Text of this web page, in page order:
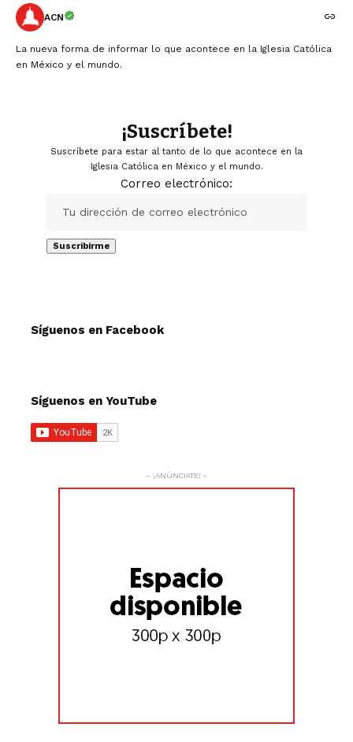
ACN
La nueva forma de informar lo que acontece en la Iglesia Católica
en México y el mundo.
¡Suscríbete!
Suscríbete para estar al tanto de lo que acontece en la
Iglesia Católica en México y el mundo.
Correo electrónico:
Síguenos en Facebook
Síguenos en YouTube
- ¡ANÚNCIATE! -